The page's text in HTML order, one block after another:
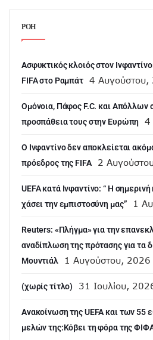
ΡΟΗ
Ασφυκτικός κλοιός στον
FIFA στο Ραμπάτ
4 Αυγούστου,
Ομόνοια, Πάφος F.C. και Απόλλων
προσπάθεια τους στην Ευρώπη
4
Ο Ινφαντίνο δεν αποκλείεται
πρόεδρος της FIFA
2
UEFA κατά Ινφαντίνο: “ H
χάσει την εμπιστοσύνη μας”
1
Reuters: «Πλήγμα» για την
αναδίπλωση της πρότασης για τα
Μουντιάλ
1 Αυγούστου, 2026
(χωρίς τίτλο) 31 Ιουλίου,
Aνακοίνωση της UEFA και των 55
μελών της:Κόβει τη φόρα της